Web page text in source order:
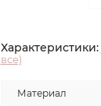
Характеристики:
все)
Материал